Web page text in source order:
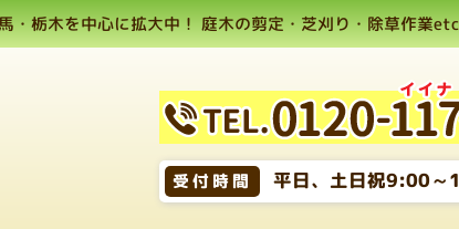
・栃木を中心に拡大中！ 庭木の剪定・芝刈り・除草作業
受付時間 平日、土日祝9:00～